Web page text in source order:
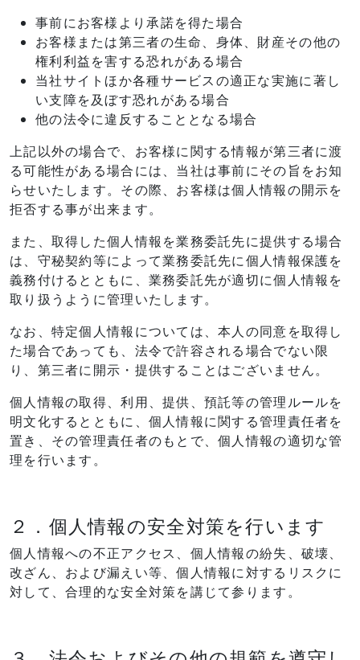
事前にお客様より承諾を得た場合
お客様または第三者の生命、身体、財産その他の
権利利益を害する恐れがある場合
当社サイトほか各種サービスの適正な実施に著し
い支障を及ぼす恐れがある場合
他の法令に違反することとなる場合
上記以外の場合で、お客様に関する情報が第三者に渡
る可能性がある場合には、当社は事前にその旨をお知
らせいたします。その際、お客様は個人情報の開示を
拒否する事が出来ます。
また、取得した個人情報を業務委託先に提供する場合
は、守秘契約等によって業務委託先に個人情報保護を
義務付けるとともに、業務委託先が適切に個人情報を
取り扱うように管理いたします。
なお、特定個人情報については、本人の同意を取得し
た場合であっても、法令で許容される場合でない限
り、第三者に開示・提供することはございません。
個人情報の取得、利用、提供、預託等の管理ルールを
明文化するとともに、個人情報に関する管理責任者を
置き、その管理責任者のもとで、個人情報の適切な管
理を行います。
２．個人情報の安全対策を行います
個人情報への不正アクセス、個人情報の紛失、破壊、
改ざん、および漏えい等、個人情報に対するリスクに
対して、合理的な安全対策を講じて参ります。